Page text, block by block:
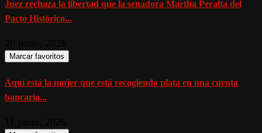
Juez rechaza la libertad que la senadora Martha Peralta del
Pacto Histórico...
Marcar favoritos
Aquí está la mujer que está recogiendo plata en una cuenta
bancaria...